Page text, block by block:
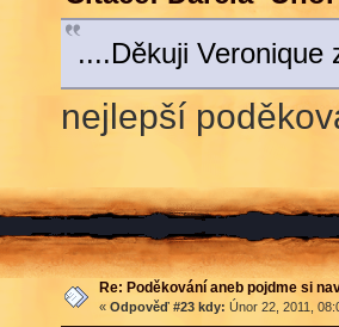
....Děkuji Veronique
nejlepší
Re: Poděkování aneb pojdme si
« Odpověď #23 kdy: Únor 22, 2011,